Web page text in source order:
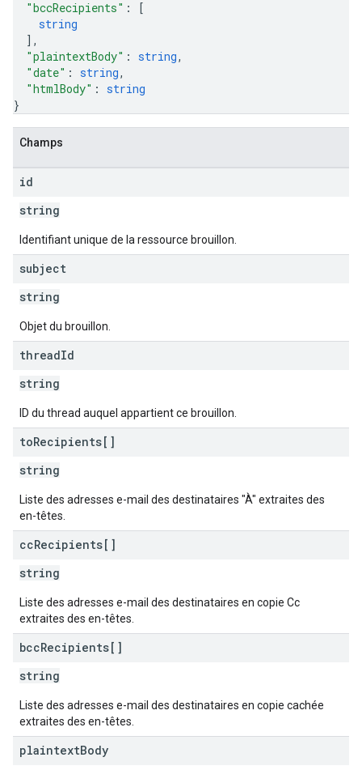
"bccRecipients" :
[
string
] ,
"plaintextBody" : string,
"date" : string,
"htmlBody" : string
}
Champs
id
string
Identifiant unique de la ressource brouillon.
subject
string
Objet du brouillon.
threadId
string
ID du thread auquel appartient ce brouillon.
toRecipients[]
string
Liste des adresses e-mail des destinataires "À" extraites des
en-têtes.
ccRecipients[]
string
Liste des adresses e-mail des destinataires en copie Cc
extraites des en-têtes.
bccRecipients[]
string
Liste des adresses e-mail des destinataires en copie cachée
extraites des en-têtes.
plaintextBody